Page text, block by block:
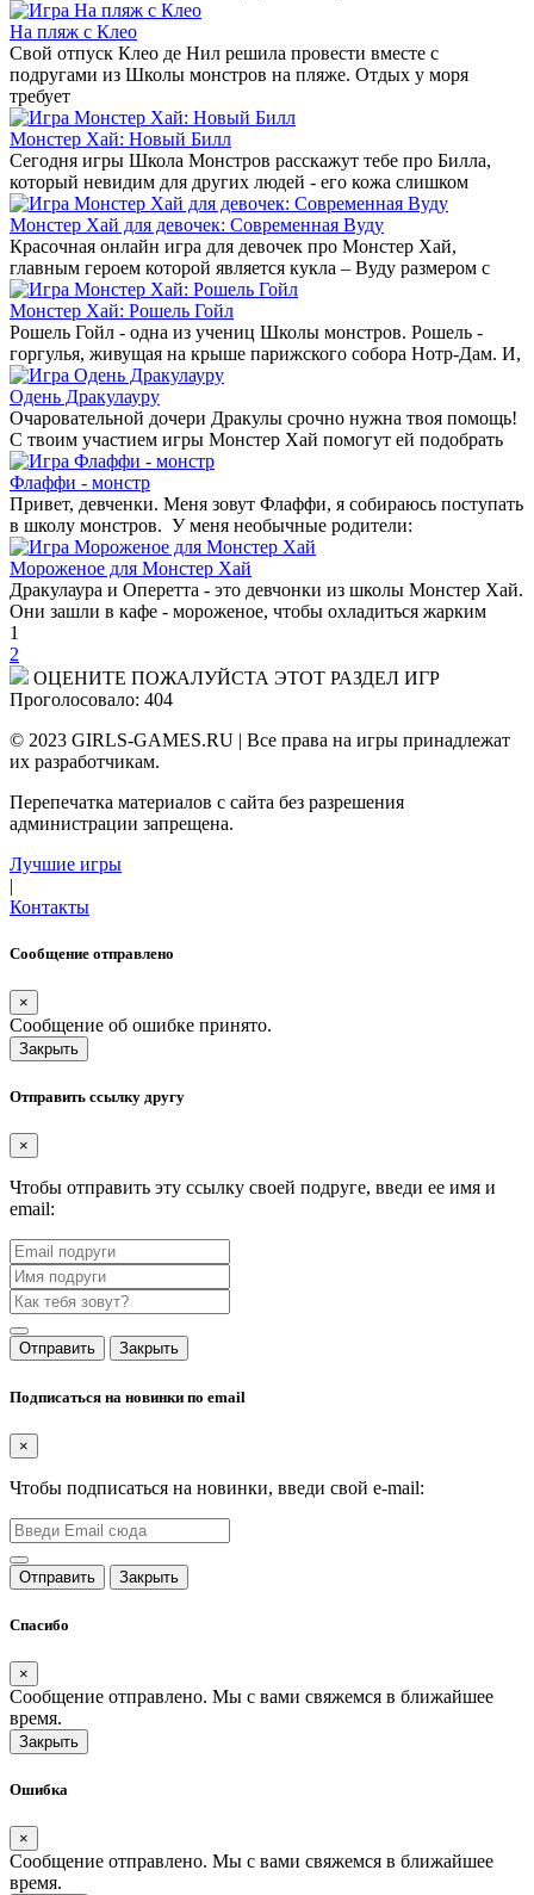
На пляж с Клео
Свой отпуск Клео де Нил решила провести вместе с
подругами из Школы монстров на пляже. Отдых у моря
требует
Монстер Хай: Новый Билл
Сегодня игры Школа Монстров расскажут тебе про Билла,
который невидим для других людей - его кожа слишком
Монстер Хай для девочек: Cовременная Вуду
Красочная онлайн игра для девочек про Монстер Хай,
главным героем которой является кукла – Вуду размером с
Монстер Хай: Рошель Гойл
Рошель Гойл - одна из учениц Школы монстров. Рошель -
горгулья, живущая на крыше парижского собора Нотр-Дам. И,
Одень Дракулауру
Очаровательной дочери Дракулы срочно нужна твоя помощь!
С твоим участием игры Монстер Хай помогут ей подобрать
Флаффи - монстр
Привет, девченки. Меня зовут Флаффи, я собираюсь поступать
в школу монстров. У меня необычные родители:
Мороженое для Монстер Хай
Дракулаура и Оперетта - это девчонки из школы Монстер Хай.
Они зашли в кафе - мороженое, чтобы охладиться жарким
1
2
ОЦЕНИТЕ ПОЖАЛУЙСТА ЭТОТ РАЗДЕЛ ИГР
Проголосовало: 404
© 2023 GIRLS-GAMES.RU | Все права на игры принадлежат
их разработчикам.
Перепечатка материалов с сайта без разрешения
администрации запрещена.
Лучшие игры
|
Контакты
Сообщение отправлено
×
Сообщение об ошибке принято.
Закрыть
Отправить ссылку другу
×
Чтобы отправить эту ссылку своей подруге, введи ее имя и
email:
Отправить Закрыть
Подписаться на новинки по email
×
Чтобы подписаться на новинки, введи свой e-mail:
Отправить Закрыть
Спасибо
×
Сообщение отправлено. Мы с вами свяжемся в ближайшее
время.
Закрыть
Ошибка
×
Сообщение отправлено. Мы с вами свяжемся в ближайшее
время.